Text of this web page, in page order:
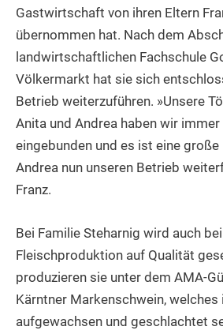
Gastwirtschaft von ihren Eltern
übernommen hat. Nach dem
landwirtschaftlichen Fachschule
Völkermarkt hat sie sich
Betrieb weiterzuführen. »Unsere
Anita und Andrea haben wir
eingebunden und es ist eine große
Andrea nun unseren Betrieb
Franz.
Bei Familie Steharnig wird auch
Fleischproduktion auf Qualität
produzieren sie unter dem AMA-
Kärntner Markenschwein, welches
aufgewachsen und geschlachtet